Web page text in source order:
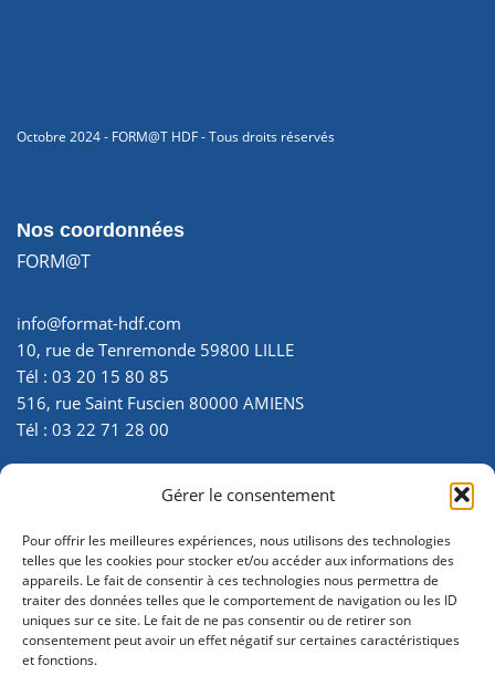
Gérer le consentement
Pour offrir les meilleures expériences, nous utilisons des technologies
telles que les cookies pour stocker et/ou accéder aux informations des
appareils. Le fait de consentir à ces technologies nous permettra de
traiter des données telles que le comportement de navigation ou les ID
uniques sur ce site. Le fait de ne pas consentir ou de retirer son
consentement peut avoir un effet négatif sur certaines caractéristiques
et fonctions.
Octobre 2024 - FORM@T HDF - Tous droits réservés
Nos coordonnées
FORM@T
info@format-hdf.com
10, rue de Tenremonde 59800 LILLE
Tél : 03 20 15 80 85
516, rue Saint Fuscien 80000 AMIENS
Tél : 03 22 71 28 00
SIRET : 35007299700025
préfecture de la Somme